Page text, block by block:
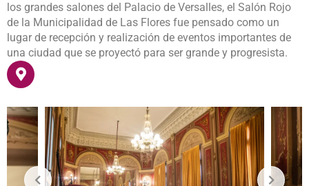
los grandes salones del Palacio de Versalles, el Salón Rojo
de la Municipalidad de Las Flores fue pensado como un
lugar de recepción y realización de eventos importantes de
una ciudad que se proyectó para ser grande y progresista.